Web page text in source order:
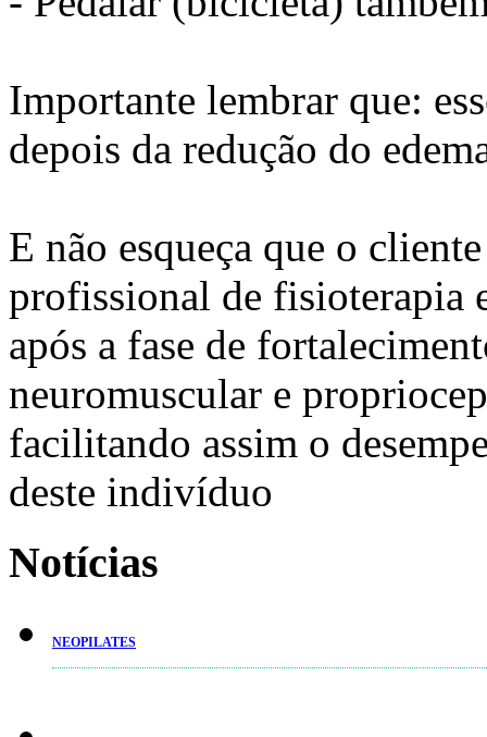
Importante lembrar que:
depois da redução do
E não esqueça que o
profissional de fisioterapia
após a fase de
neuromuscular e
facilitando assim o
deste indivíduo
Notícias
NEOPILATES